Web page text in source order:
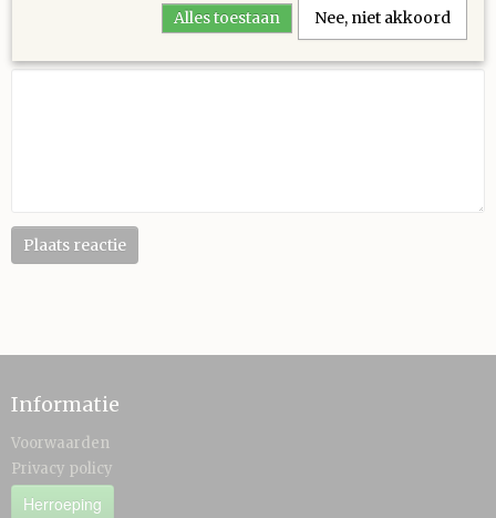
Plaats reactie
Informatie
Voorwaarden
Privacy policy
Herroeping
Alles toestaan Nee, niet akkoord